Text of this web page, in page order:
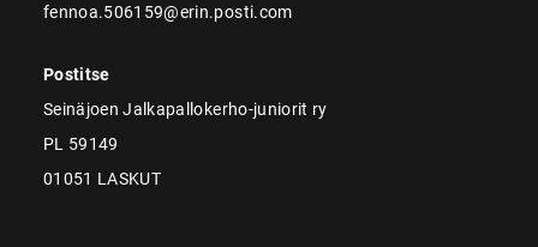
fennoa.506159@erin.posti.com
Postitse
Seinäjoen Jalkapallokerho-juniorit ry
PL 59149
01051 LASKUT